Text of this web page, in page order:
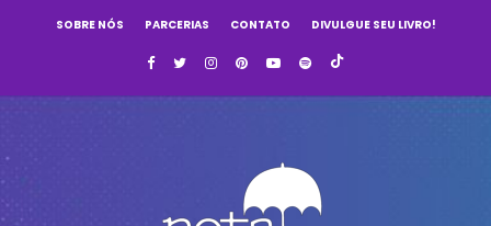
SOBRE NÓS PARCERIAS CONTATO DIVULGUE SEU LIVRO!